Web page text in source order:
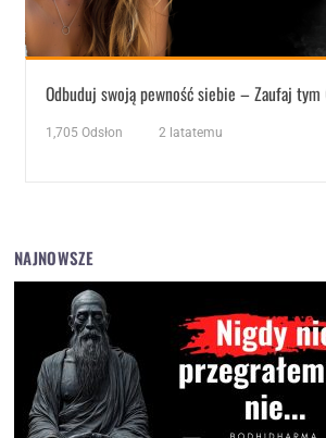
Odbuduj swoją pewność siebie – Zaufaj
1,705 Odsłon 2 latatemu
NAJNOWSZE